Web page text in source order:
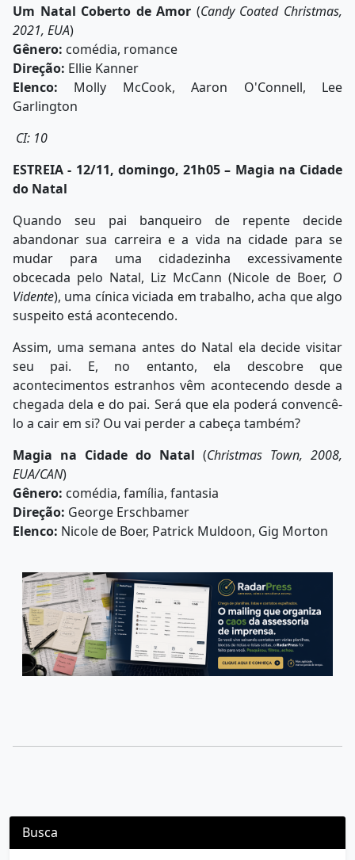
Um Natal Coberto de Amor (Candy Coated Christmas,
2021, EUA)
Gênero: comédia, romance
Direção: Ellie Kanner
Elenco: Molly McCook, Aaron O'Connell, Lee
Garlington
CI: 10
ESTREIA - 12/11, domingo, 21h05 – Magia na Cidade
do Natal
Quando seu pai banqueiro de repente decide
abandonar sua carreira e a vida na cidade para se
mudar para uma cidadezinha excessivamente
obcecada pelo Natal, Liz McCann (Nicole de Boer, O
Vidente), uma cínica viciada em trabalho, acha que algo
suspeito está acontecendo.
Assim, uma semana antes do Natal ela decide visitar
seu pai. E, no entanto, ela descobre que
acontecimentos estranhos vêm acontecendo desde a
chegada dela e do pai. Será que ela poderá convencê-
lo a cair em si? Ou vai perder a cabeça também?
Magia na Cidade do Natal (Christmas Town, 2008,
EUA/CAN)
Gênero: comédia, família, fantasia
Direção: George Erschbamer
Elenco: Nicole de Boer, Patrick Muldoon, Gig Morton
Busca